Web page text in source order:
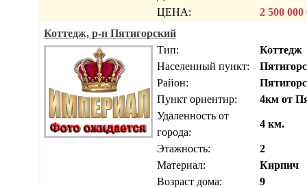
ЦЕНА:
2 500 000
Коттедж, р-н Пятигорский
Тип:
Коттедж
Населенный пункт:
Район:
Пункт ориентир:
4км от
Удаленность от
города:
4 км.
Этажность:
2
Материал:
Кирпич
Возраст дома:
9